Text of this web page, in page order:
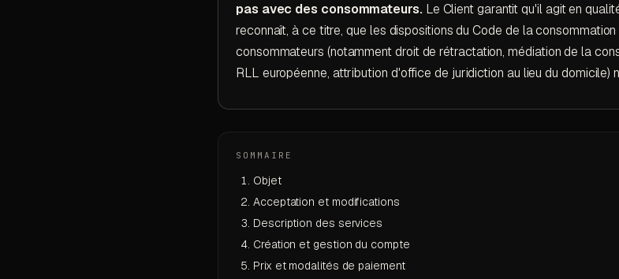
pas avec des consommateurs.Le Client garantit qu'il agit en
reconnaît, à ce titre, que les dispositions du Code de la
consommateurs (notamment droit de rétractation, médiation de la
RLL européenne, attribution d'office de juridiction au lieu du domicile)
SOMMAIRE
Objet
Acceptation et modifications
Description des services
Création et gestion du compte
Prix et modalités de paiement